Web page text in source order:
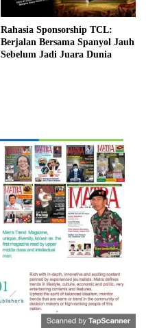
Rahasia Sponsorship TCL:
Berjalan Bersama Spanyol Jauh
Sebelum Jadi Juara Dunia